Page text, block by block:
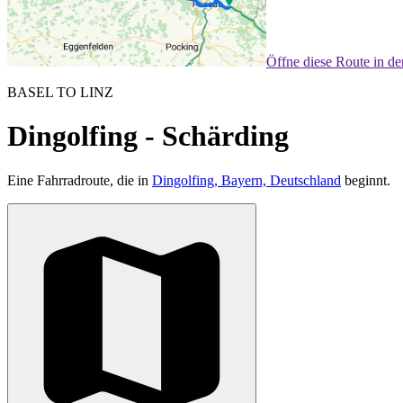
Öffne diese Route in
BASEL TO LINZ
Dingolfing - Schärding
Eine Fahrradroute, die in Dingolfing, Bayern, Deutschland beginnt.